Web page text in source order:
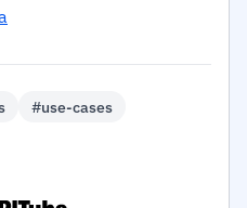
#use-cases